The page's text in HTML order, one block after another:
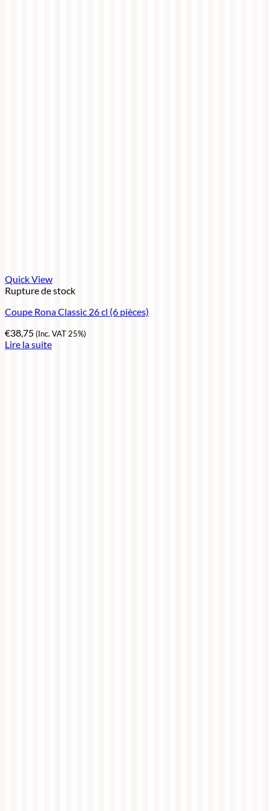
Quick View
Rupture de stock
Coupe Rona Classic 26 cl (6 pièces)
€38,75(Inc. VAT 25%)
Lire la suite